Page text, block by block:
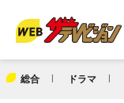
総合 ドラマ